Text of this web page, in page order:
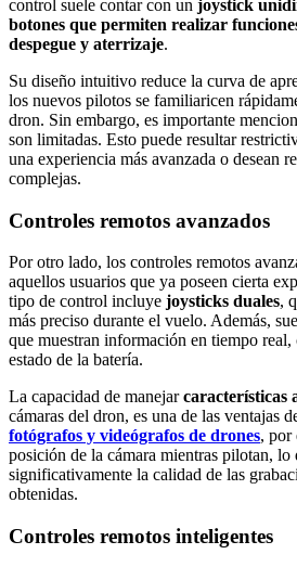
control suele contar con un joystick
botones que permiten realizar
despegue y aterrizaje.
Su diseño intuitivo reduce la curva de
los nuevos pilotos se familiaricen
dron. Sin embargo, es importante
son limitadas. Esto puede resultar
una experiencia más avanzada o desean
complejas.
Controles remotos avanzados
Por otro lado, los controles remotos
aquellos usuarios que ya poseen cierta
tipo de control incluye joysticks duales,
más preciso durante el vuelo. Además,
que muestran información en tiempo
estado de la batería.
La capacidad de manejarcaracterísticas
cámaras del dron, es una de las ventajas
fotógrafos y videógrafos de drones, por
posición de la cámara mientras pilotan, lo
significativamente la calidad de las
obtenidas.
Controles remotos inteligentes